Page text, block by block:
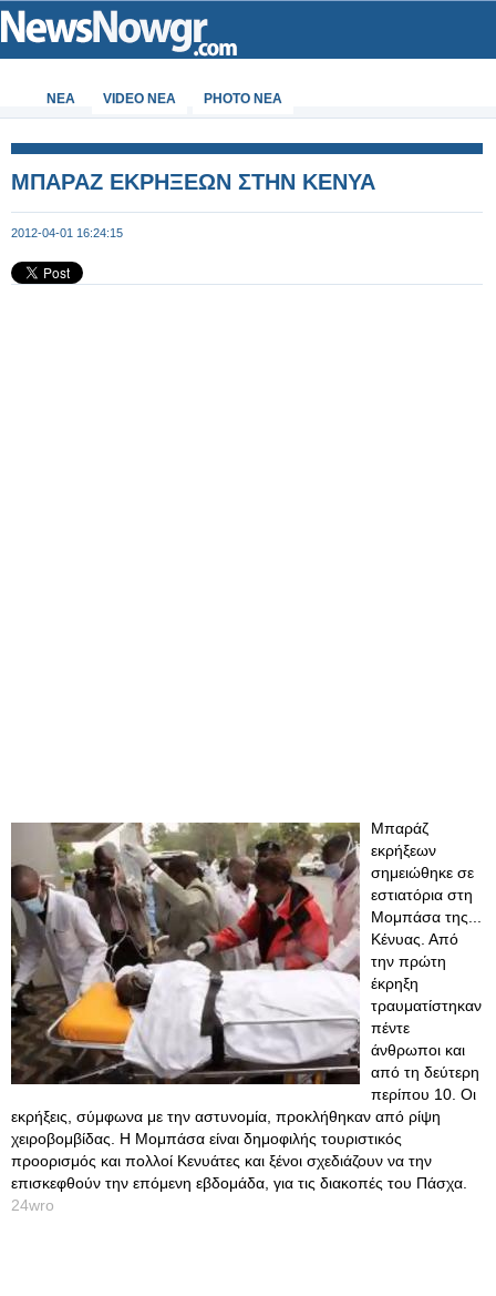
ΝΕΑ VIDEO NEA PHOTO NEA
ΜΠΑΡΑΖ ΕΚΡΗΞΕΩΝ ΣΤΗΝ ΚΕΝΥΑ
2012-04-01 16:24:15
Μπαράζ
εκρήξεων
σημειώθηκε σε
εστιατόρια στη
Μομπάσα της...
Κένυας. Από
την πρώτη
έκρηξη
τραυματίστηκαν
πέντε
άνθρωποι και
από τη δεύτερη
περίπου 10. Οι
εκρήξεις, σύμφωνα με την αστυνομία, προκλήθηκαν από ρίψη
χειροβομβίδας. Η Μομπάσα είναι δημοφιλής τουριστικός
προορισμός και πολλοί Κενυάτες και ξένοι σχεδιάζουν να την
επισκεφθούν την επόμενη εβδομάδα, για τις διακοπές του Πάσχα.
24wro